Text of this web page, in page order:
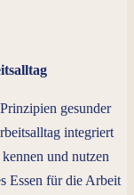
gesunder
integriert
und nutzen
Essen für die Arbeit